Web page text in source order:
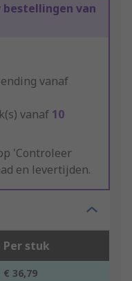
bestellingen van
vanaf
vanaf 10
'Controleer
en levertijden.
Per stuk
€ 36,79